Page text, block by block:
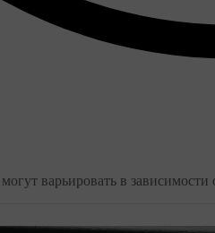
варьировать в